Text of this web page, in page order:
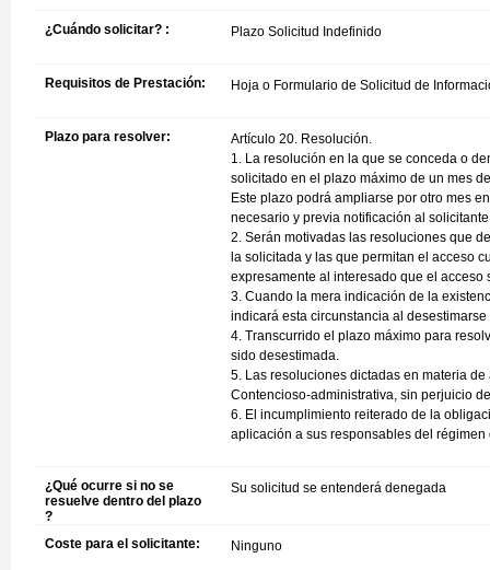
¿Cuándo solicitar? : Plazo Solicitud Indefinido
Requisitos de Prestación: Hoja o Formulario de Solicitud de
Plazo para resolver:
Artículo 20. Resolución.
1. La resolución en la que se conceda o
solicitado en el plazo máximo de un mes
Este plazo podrá ampliarse por otro mes
necesario y previa notificación al
2. Serán motivadas las resoluciones que
la solicitada y las que permitan el acceso
expresamente al interesado que el
3. Cuando la mera indicación de la
indicará esta circunstancia al
4. Transcurrido el plazo máximo para
sido desestimada.
5. Las resoluciones dictadas en materia
Contencioso-administrativa, sin perjuicio
6. El incumplimiento reiterado de la
aplicación a sus responsables del
¿Qué ocurre si no se
resuelve dentro del plazo
?
Su solicitud se entenderá denegada
Coste para el solicitante: Ninguno